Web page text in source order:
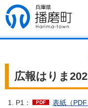
兵庫県 播磨
町
広報はりま
P1：
表紙（PDF